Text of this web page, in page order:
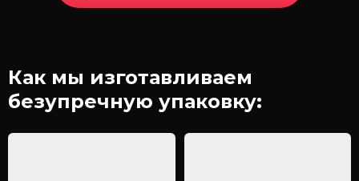
Как мы изготавливаем
безупречную упаковку: